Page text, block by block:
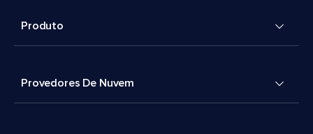
Produto
Provedores De Nuvem